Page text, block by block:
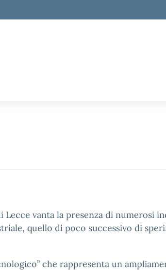
Lecce vanta la presenza di numerosi
quello di poco successivo di
che rappresenta un